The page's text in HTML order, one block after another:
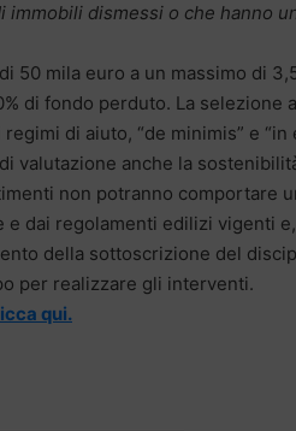
dismessi o che hanno
50 mila euro a un massimo di
di fondo perduto. La selezione
di aiuto, “de minimis” e “in
valutazione anche la
non potranno comportare
dai regolamenti edilizi vigenti
della sottoscrizione del
per realizzare gli interventi.
qui.